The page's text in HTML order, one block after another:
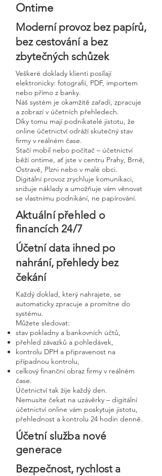
Ontime
Moderní provoz bez papírů,
bez cestování a bez
zbytečných schůzek
Veškeré doklady klienti posílají
elektronicky: fotografií, PDF, importem
nebo přímo z banky.
Náš systém je okamžitě zařadí, zpracuje
a zobrazí v účetních přehledech.
Díky tomu mají podnikatelé jistotu, že
online účetnictví odráží skutečný stav
firmy v reálném čase.
Stačí mobil nebo počítač – účetnictví
běží ontime, ať jste v centru Prahy, Brně,
Ostravě, Plzni nebo v malé obci.
Digitální provoz zrychluje komunikaci,
snižuje náklady a umožňuje vám věnovat
se vlastnímu podnikání, ne papírování.
Aktuální přehled o
financích 24/7
Účetní data ihned po
nahrání, přehledy bez
čekání
Každý doklad, který nahrajete, se
automaticky zpracuje a promítne do
systému.
Můžete sledovat:
stav pokladny a bankovních účtů,
přehled závazků a pohledávek,
kontrolu DPH a připravenost na
případnou kontrolu,
celkový finanční obraz firmy v reálném
čase.
Účetnictví tak žije každý den.
Nemusíte čekat na uzávěrky – digitální
účetnictví online vám poskytuje jistotu,
přehlednost a kontrolu 24 hodin denně.
Účetní služba nové
generace
Bezpečnost, rychlost a